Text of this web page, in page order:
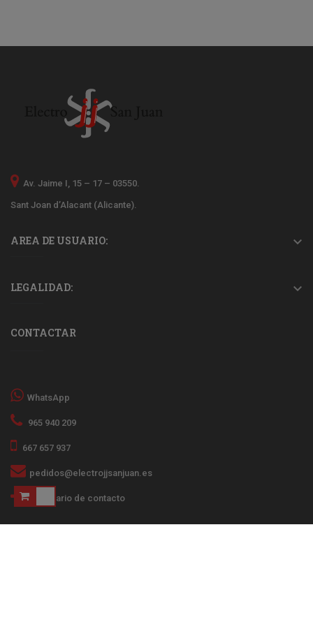
Av. Jaime I, 15 – 17 – 03550.
Sant Joan d’Alacant (Alicante).
AREA DE USUARIO: 
LEGALIDAD: 
CONTACTAR
WhatsApp
965 940 209
667 657 937
pedidos@electrojjsanjuan.es
Formulario de contacto